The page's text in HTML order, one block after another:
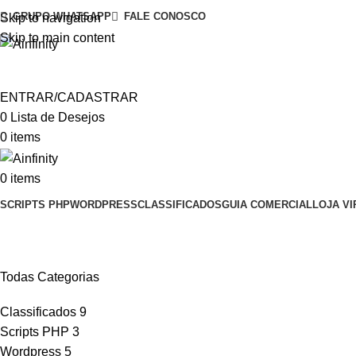
Skip to navigation
Skip to main content
GRUPO WHATSAPP FALE CONOSCO
ENTRAR/CADASTRAR
0 Lista de Desejos
0 items
0 items
SCRIPTS PHPWORDPRESSCLASSIFICADOSGUIA COMERCIALLOJA
Todas Categorias
Classificados 9
Scripts PHP 3
Wordpress 5